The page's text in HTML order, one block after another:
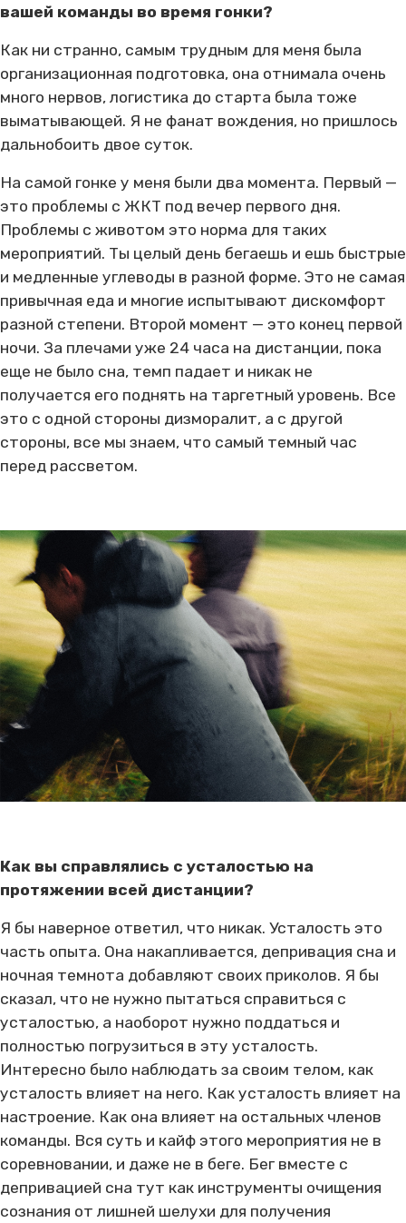
вашей команды во время гонки?
Как ни странно, самым трудным для меня была
организационная подготовка, она отнимала очень
много нервов, логистика до старта была тоже
выматывающей. Я не фанат вождения, но пришлось
дальнобоить двое суток.
На самой гонке у меня были два момента. Первый —
это проблемы с ЖКТ под вечер первого дня.
Проблемы с животом это норма для таких
мероприятий. Ты целый день бегаешь и ешь быстрые
и медленные углеводы в разной форме. Это не самая
привычная еда и многие испытывают дискомфорт
разной степени. Второй момент — это конец первой
ночи. За плечами уже 24 часа на дистанции, пока
еще не было сна, темп падает и никак не
получается его поднять на таргетный уровень. Все
это с одной стороны дизморалит, а с другой
стороны, все мы знаем, что самый темный час
перед рассветом.
Как вы справлялись с усталостью на
протяжении всей дистанции?
Я бы наверное ответил, что никак. Усталость это
часть опыта. Она накапливается, депривация сна и
ночная темнота добавляют своих приколов. Я бы
сказал, что не нужно пытаться справиться с
усталостью, а наоборот нужно поддаться и
полностью погрузиться в эту усталость.
Интересно было наблюдать за своим телом, как
усталость влияет на него. Как усталость влияет на
настроение. Как она влияет на остальных членов
команды. Вся суть и кайф этого мероприятия не в
соревновании, и даже не в беге. Бег вместе с
депривацией сна тут как инструменты очищения
сознания от лишней шелухи для получения